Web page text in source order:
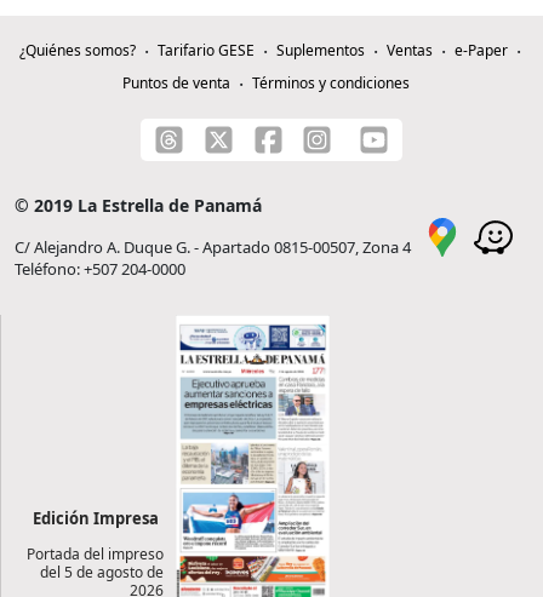
¿Quiénes somos? Tarifario GESE Suplementos Ventas
e-Paper
Puntos de venta
Términos y condiciones
© 2019 La Estrella de Panamá
C/ Alejandro A. Duque G. - Apartado 0815-00507, Zona 4
Teléfono: +507 204-0000
Edición Impresa
Portada del impreso
del 5 de agosto de
2026